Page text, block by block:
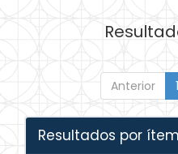
Anterior 1
Resultados por